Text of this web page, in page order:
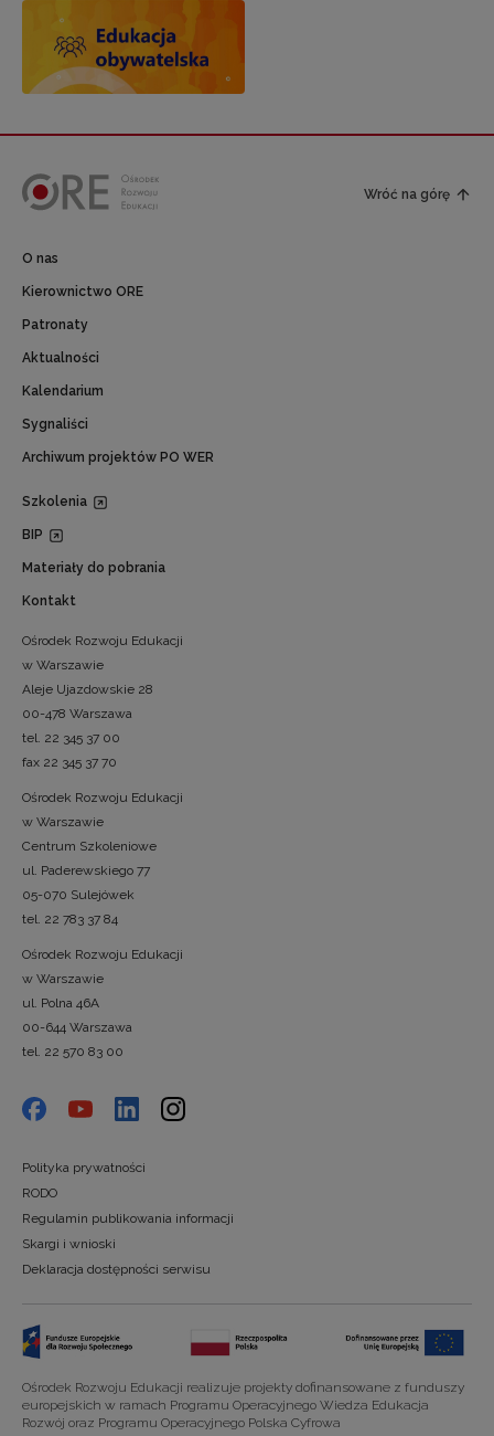
Wróć na górę
O nas
Kierownictwo ORE
Patronaty
Aktualności
Kalendarium
Sygnaliści
Archiwum projektów PO WER
Szkolenia
BIP
Materiały do pobrania
Kontakt
Ośrodek Rozwoju Edukacji
w Warszawie
Aleje Ujazdowskie 28
00-478 Warszawa
tel. 22 345 37 00
fax 22 345 37 70
Ośrodek Rozwoju Edukacji
w Warszawie
Centrum Szkoleniowe
ul. Paderewskiego 77
05-070 Sulejówek
tel. 22 783 37 84
Ośrodek Rozwoju Edukacji
w Warszawie
ul. Polna 46A
00-644 Warszawa
tel. 22 570 83 00
Polityka prywatności
RODO
Regulamin publikowania informacji
Skargi i wnioski
Deklaracja dostępności serwisu
Ośrodek Rozwoju Edukacji realizuje projekty dofinansowane z funduszy
europejskich w ramach Programu Operacyjnego Wiedza Edukacja
Rozwój oraz Programu Operacyjnego Polska Cyfrowa